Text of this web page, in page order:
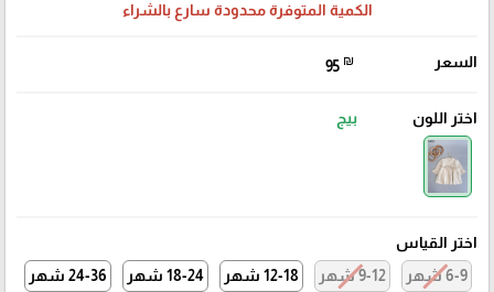
الكمية المتوفرة محدودة سارع بالشراء
السعر 95 ₪
اختر اللون بيج
اختر القياس
6-9 شهر
9-12 شهر 12-18 شهر 18-24 شهر 24-36 شهر